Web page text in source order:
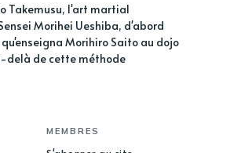
Takemusu, l'art martial
Morihei Ueshiba, d'abord
Morihiro Saito au dojo
delà de cette méthode
MEMBRES